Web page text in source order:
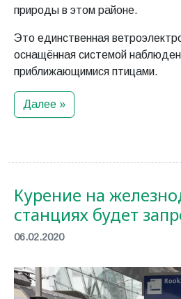
природы в этом районе.
Это единственная
оснащённая системой
приближающимися птицами.
Далее »
Курение на
станциях будет
06.02.2020